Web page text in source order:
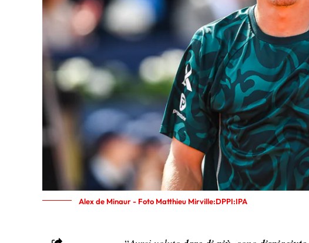
Alex de Minaur - Foto Matthieu Mirville:DPPI:IPA